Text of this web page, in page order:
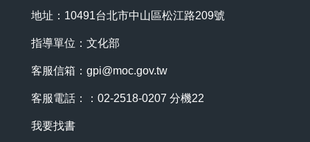
地址：10491台北市中山區松江路209號
指導單位：文化部
客服信箱： gpi@moc.gov.tw
客服電話：：02-2518-0207 分機22
我要找書